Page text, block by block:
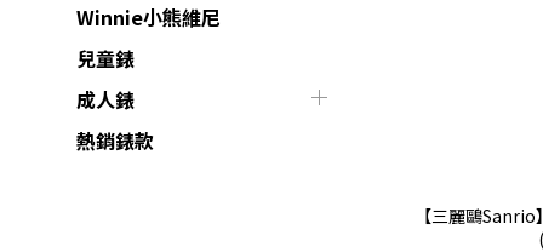
Winnie小熊維尼
兒童錶
成人錶
熱銷錶款
【三麗鷗